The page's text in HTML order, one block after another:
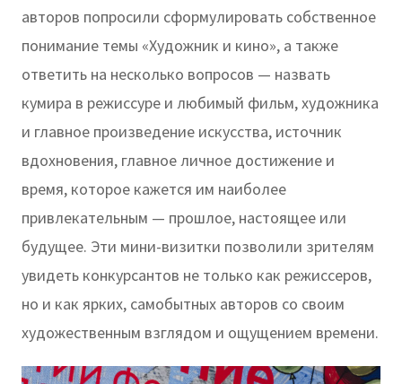
авторов попросили сформулировать собственное
понимание темы «Художник и кино», а также
ответить на несколько вопросов — назвать
кумира в режиссуре и любимый фильм, художника
и главное произведение искусства, источник
вдохновения, главное личное достижение и
время, которое кажется им наиболее
привлекательным — прошлое, настоящее или
будущее. Эти мини-визитки позволили зрителям
увидеть конкурсантов не только как режиссеров,
но и как ярких, самобытных авторов со своим
художественным взглядом и ощущением времени.